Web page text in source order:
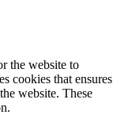
the website to
cookies that ensures
website. These